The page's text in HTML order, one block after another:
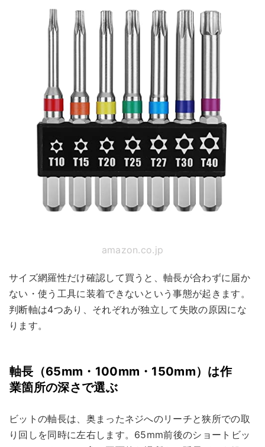
amazon.co.jp
サイズ網羅性だけ確認して買うと、軸長が合わずに届か
ない・使う工具に装着できないという事態が起きます。
判断軸は4つあり、それぞれが独立して失敗の原因にな
ります。
軸長（65mm・100mm・150mm）は作
業箇所の深さで選ぶ
ビットの軸長は、奥まったネジへのリーチと狭所での取
り回しを同時に左右します。65mm前後のショートビッ